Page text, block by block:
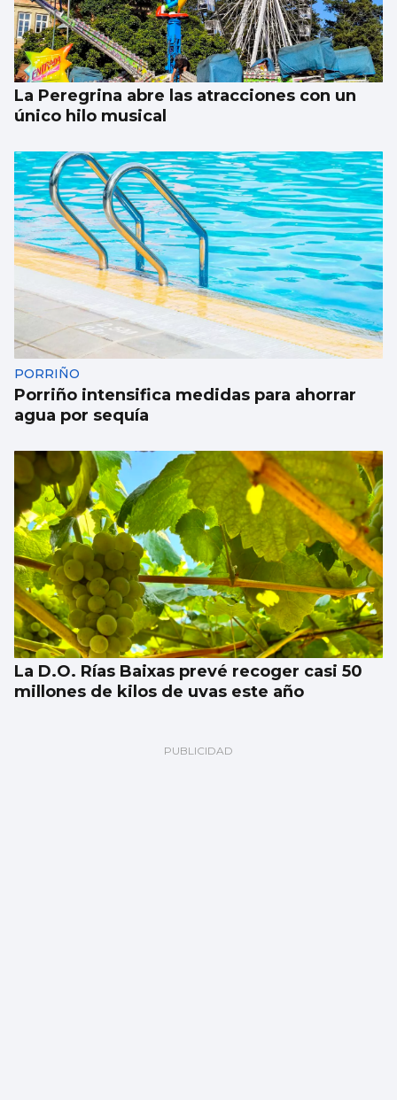
La Peregrina abre las atracciones con un
único hilo musical
PORRIÑO
Porriño intensifica medidas para ahorrar
agua por sequía
La D.O. Rías Baixas prevé recoger casi 50
millones de kilos de uvas este año